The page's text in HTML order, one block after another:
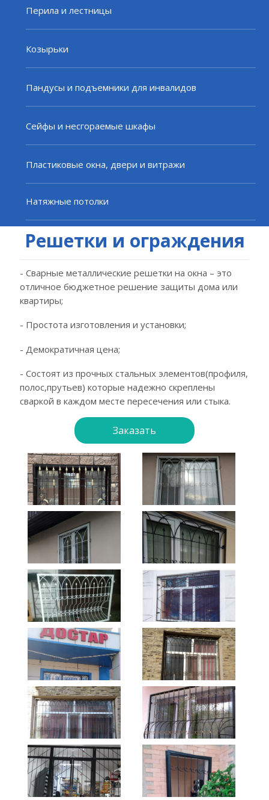
Перила и лестницы
Козырьки
Пандусы и подъемники для инвалидов
Сейфы и несгораемые шкафы
Пластиковые окна, двери и витражи
Натяжные потолки
Решетки и ограждения
- Сварные металлические решетки на окна – это
отличное бюджетное решение защиты дома или
квартиры;
- Простота изготовления и установки;
- Демократичная цена;
- Состоят из прочных стальных элементов(профиля,
полос,прутьев) которые надежно скреплены
сваркой в каждом месте пересечения или стыка.
Заказать